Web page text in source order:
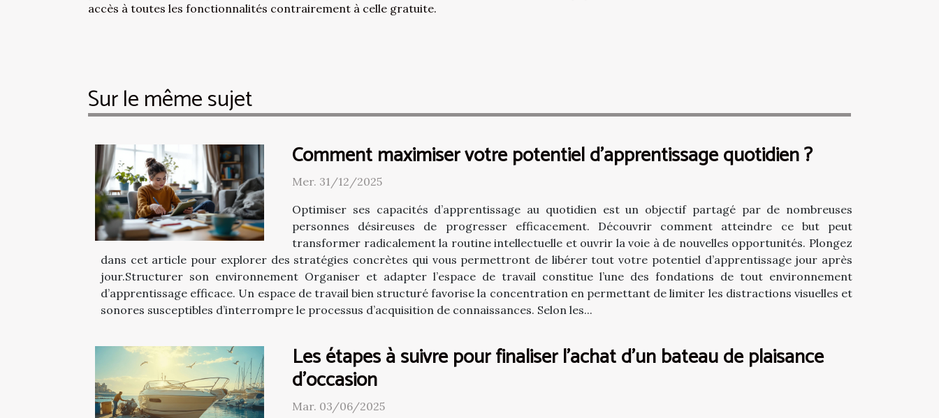
accès à toutes les fonctionnalités contrairement à celle gratuite.
Sur le même sujet
Comment maximiser votre potentiel d'apprentissage quotidien ?
Mer. 31/12/2025
Optimiser ses capacités d’apprentissage au quotidien est un objectif partagé par de nombreuses
personnes désireuses de progresser efficacement. Découvrir comment atteindre ce but peut
transformer radicalement la routine intellectuelle et ouvrir la voie à de nouvelles opportunités. Plongez
dans cet article pour explorer des stratégies concrètes qui vous permettront de libérer tout votre potentiel d’apprentissage jour après
jour.Structurer son environnement Organiser et adapter l’espace de travail constitue l’une des fondations de tout environnement
d’apprentissage efficace. Un espace de travail bien structuré favorise la concentration en permettant de limiter les distractions visuelles et
sonores susceptibles d’interrompre le processus d’acquisition de connaissances. Selon les...
Les étapes à suivre pour finaliser l'achat d'un bateau de plaisance
d'occasion
Mar. 03/06/2025